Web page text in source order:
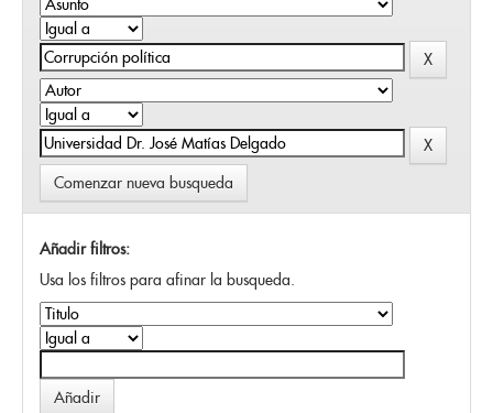
Comenzar nueva busqueda
Añadir filtros:
Usa los filtros para afinar la busqueda.